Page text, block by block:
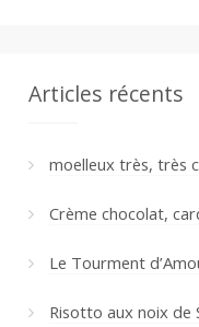
Articles récents
moelleux très, très
Crème chocolat,
Le Tourment
Risotto aux noix de